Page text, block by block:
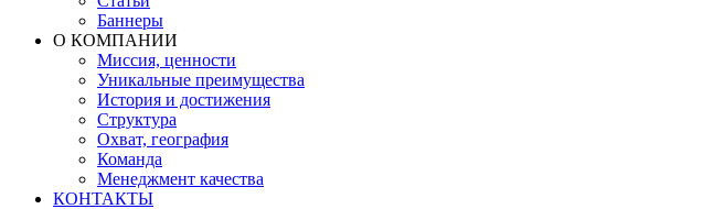
Баннеры
О КОМПАНИИ
Миссия, ценности
Уникальные преимущества
История и достижения
Структура
Охват, география
Команда
Менеджмент качества
КОНТАКТЫ